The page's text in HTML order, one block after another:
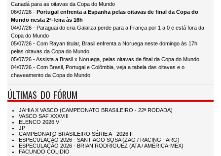
Canadá para as oitavas da Copa do Mundo
06/07/26 - Portugal enfrenta a Espanha pelas oitavas de final da Copa do
Mundo nesta 2ª-feira às 16h
04/07/26 - Paraguai do cria Galarza perde para a França por 1 a 0 e está fora da
Copa do Mundo
05/07/26 - Com Rayan titular, Brasil enfrenta a Noruega neste domingo às 17h
pelas oitavas da Copa do Mundo
05/07/26 - Assista a Brasil x Noruega, pelas oitavas de final da Copa do Mundo
04/07/26 - Com Brasil, Portugal e Colômbia, veja a tabela das oitavas e o
chaveamento da Copa do Mundo
ÚLTIMAS DO FÓRUM